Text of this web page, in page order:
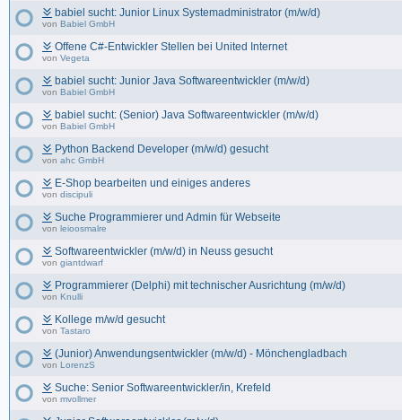
babiel sucht: Junior Linux Systemadministrator (m/w/d)
von Babiel GmbH
Offene C#-Entwickler Stellen bei United Internet
von Vegeta
babiel sucht: Junior Java Softwareentwickler (m/w/d)
von Babiel GmbH
babiel sucht: (Senior) Java Softwareentwickler (m/w/d)
von Babiel GmbH
Python Backend Developer (m/w/d) gesucht
von ahc GmbH
E-Shop bearbeiten und einiges anderes
von discipuli
Suche Programmierer und Admin für Webseite
von leioosmalre
Softwareentwickler (m/w/d) in Neuss gesucht
von giantdwarf
Programmierer (Delphi) mit technischer Ausrichtung (m/w/d)
von Knulli
Kollege m/w/d gesucht
von Tastaro
(Junior) Anwendungsentwickler (m/w/d) - Mönchengladbach
von LorenzS
Suche: Senior Softwareentwickler/in, Krefeld
von mvollmer